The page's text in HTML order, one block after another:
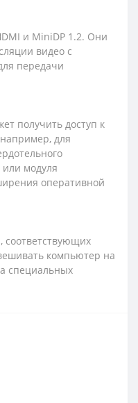
и MiniDP 1.2. Они
видео с
передачи
получить доступ к
для
модуля
оперативной
соответствующих
компьютер на
специальных